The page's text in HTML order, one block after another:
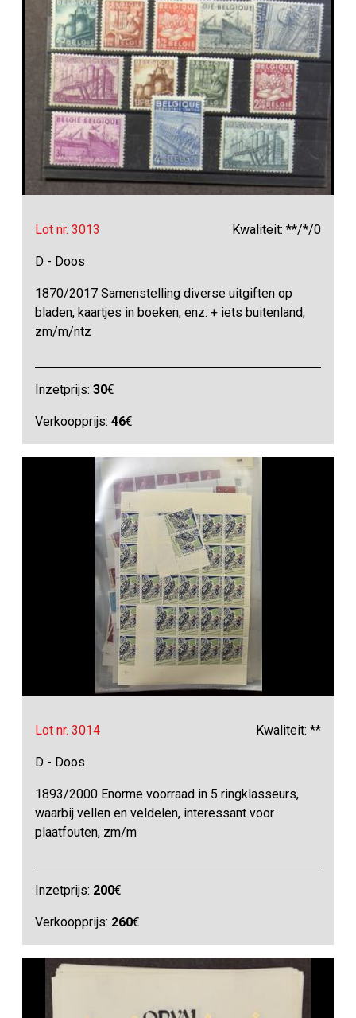
Lot nr. 3013 Kwaliteit: **/*/0
D - Doos
1870/2017 Samenstelling diverse uitgiften op
bladen, kaartjes in boeken, enz. + iets buitenland,
zm/m/ntz
Inzetprijs:30€
Verkoopprijs:46€
Lot nr. 3014 Kwaliteit: **
D - Doos
1893/2000 Enorme voorraad in 5 ringklasseurs,
waarbij vellen en veldelen, interessant voor
plaatfouten, zm/m
Inzetprijs: 200€
Verkoopprijs: 260€